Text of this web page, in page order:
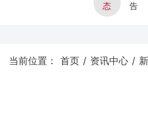
态
告
当前位置： 首页 / 资讯中心 /